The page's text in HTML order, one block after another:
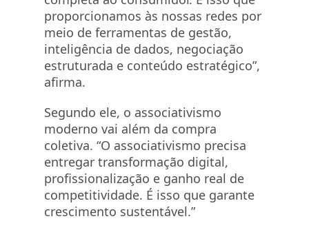
proporcionamos às nossas redes por
meio de ferramentas de gestão,
inteligência de dados, negociação
estruturada e conteúdo estratégico”,
afirma.
Segundo ele, o associativismo
moderno vai além da compra
coletiva. “O associativismo precisa
entregar transformação digital,
profissionalização e ganho real de
competitividade. É isso que garante
crescimento sustentável.”